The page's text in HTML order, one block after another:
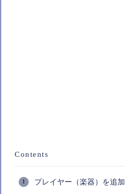
Contents
プレイヤー（楽器）を追加